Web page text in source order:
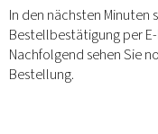
In den nächsten
Bestellbestätigung per
Nachfolgend sehen Sie
Bestellung.